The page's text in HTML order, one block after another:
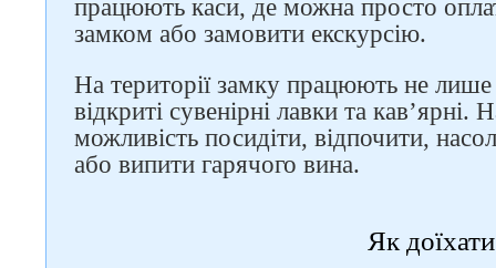
працюють каси, де можна просто
замком або замовити екскурсію.
На території замку працюють не лише
відкриті сувенірні лавки та кав’ярні.
можливість посидіти, відпочити,
або випити гарячого вина.
Як доїхати